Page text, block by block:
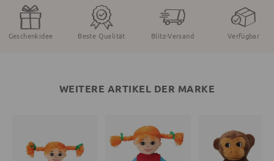
Geschenkidee Beste Qualität Blitz-Versand Verfügbar
WEITERE ARTIKEL DER MARKE